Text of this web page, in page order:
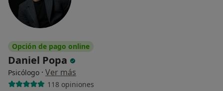
Opción de pago online
Daniel Popa
Psicólogo · Ver más
118 opiniones